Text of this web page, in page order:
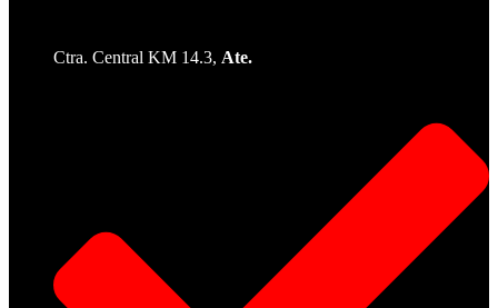
Ctra. Central KM 14.3, Ate.